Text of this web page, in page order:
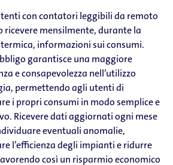
con contatori leggibili da remoto
ricevere mensilmente, durante la
informazioni sui consumi.
garantisce una maggiore
e consapevolezza nell’utilizzo
permettendo agli utenti di
i propri consumi in modo semplice e
Ricevere dati aggiornati ogni mese
eventuali anomalie,
l’efficienza degli impianti e ridurre
così un risparmio economico